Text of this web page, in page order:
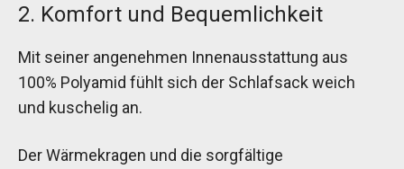
2. Komfort und Bequemlichkeit
Mit seiner angenehmen Innenausstattung aus
100% Polyamid fühlt sich der Schlafsack weich
und kuschelig an.
Der Wärmekragen und die sorgfältige